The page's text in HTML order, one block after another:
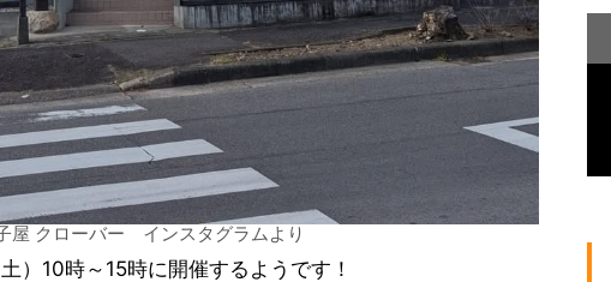
屋 クローバー インスタグラムより
）10時～15時に開催するようです！